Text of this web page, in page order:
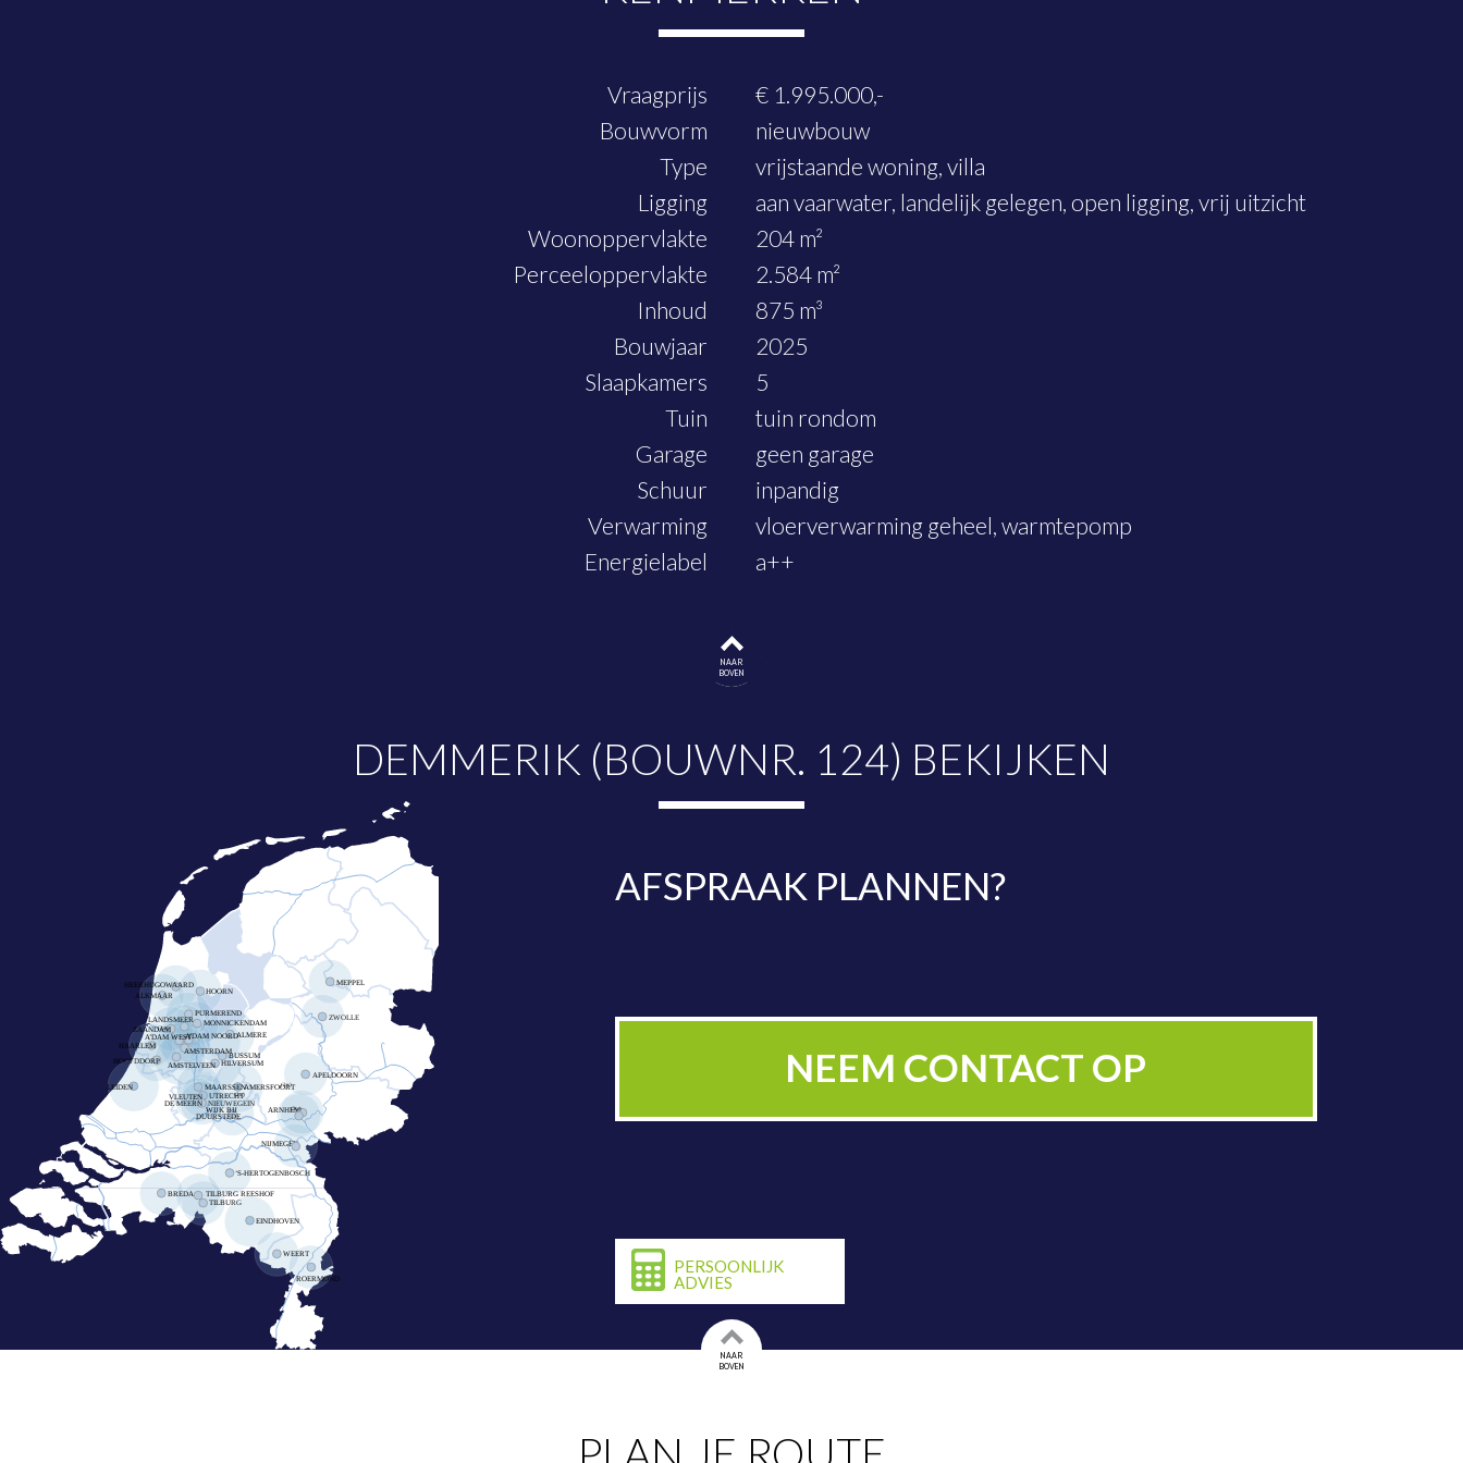
Vraagprijs
€ 1.995.000,-
Bouwvorm
nieuwbouw
Type
vrijstaande woning, villa
Ligging
aan vaarwater, landelijk gelegen, open ligging, vrij uitzicht
Woonoppervlakte
204 m²
Perceeloppervlakte
2.584 m²
Inhoud
875 m³
Bouwjaar
2025
Slaapkamers
5
Tuin
tuin rondom
Garage
geen garage
Schuur
inpandig
Verwarming
vloerverwarming geheel, warmtepomp
Energielabel
a++
NAAR
BOVEN
DEMMERIK (BOUWNR. 124) BEKIJKEN
AFSPRAAK PLANNEN?
PLAN NU BEZICHTIGING
NEEM CONTACT OP
PERSOONLIJK
ADVIES
NAAR
BOVEN
PLAN JE ROUTE